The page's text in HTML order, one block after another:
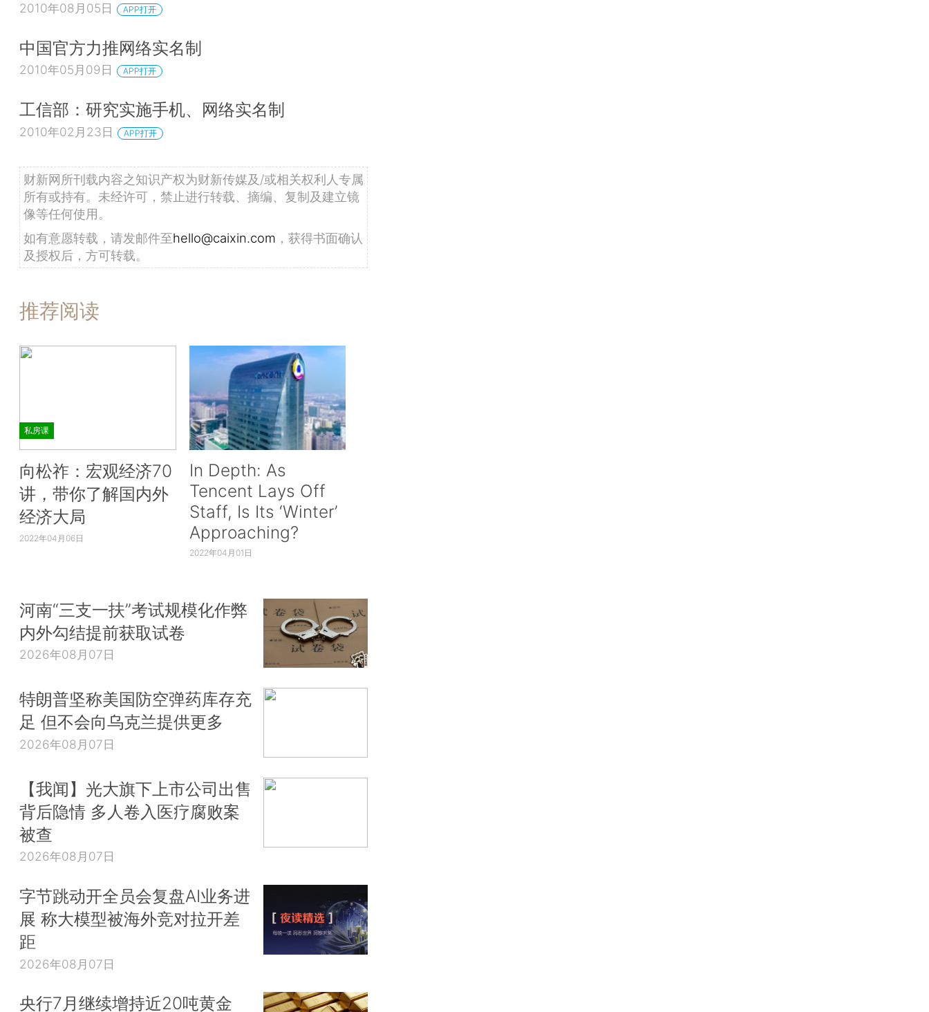
2010年08月05日 APP打开
中国官方力推网络实名制
2010年05月09日 APP打开
工信部：研究实施手机、网络实名制
2010年02月23日 APP打开
财新网所刊载内容之知识产权为财新传媒及/或相关权利人专属
所有或持有。未经许可，禁止进行转载、摘编、复制及建立镜
像等任何使用。
如有意愿转载，请发邮件至hello@caixin.com ，获得书面确认
及授权后，方可转载。
推荐阅读
私房课
向松祚：宏观经济70
讲，带你了解国内外
经济大局
2022年04月06日
In Depth: As
Tencent Lays Off
Staff, Is Its ‘Winter’
Approaching?
2022年04月01日
河南“三支一扶”考试规模化作弊
内外勾结提前获取试卷
2026年08月07日
特朗普坚称美国防空弹药库存充
足 但不会向乌克兰提供更多
2026年08月07日
【我闻】光大旗下上市公司出售
背后隐情 多人卷入医疗腐败案
被查
2026年08月07日
字节跳动开全员会复盘AI业务进
展 称大模型被海外竞对拉开差
距
2026年08月07日
央行7月继续增持近20吨黄金